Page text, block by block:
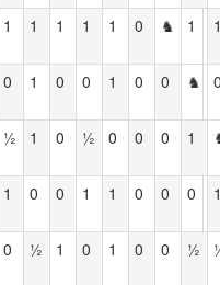
1 1 1 1 1 0 ♞ 1
0 1 0 0 1 0 0 ♞
½ 1 0 ½ 0 0 0 1
1 0 0 1 1 0 0 0
0 ½ 1 0 1 0 0 ½